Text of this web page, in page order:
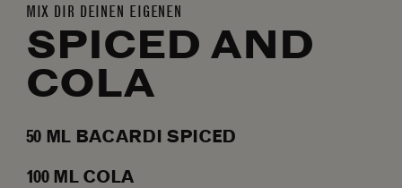
MIX DIR DEINEN EIGENEN
SPICED AND
COLA
50 ML BACARDI SPICED
100MLCOLA